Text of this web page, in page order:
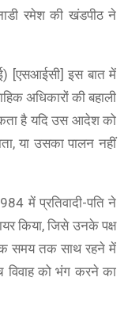
रमेश की खंडपीठ ने
[एसआईसी] इस बात में
अधिकारों की बहाली
है यदि उस आदेश को
या उसका पालन नहीं
में प्रतिवादी-पति ने
किया, जिसे उनके पक्ष
समय तक साथ रहने में
विवाह को भंग करने का